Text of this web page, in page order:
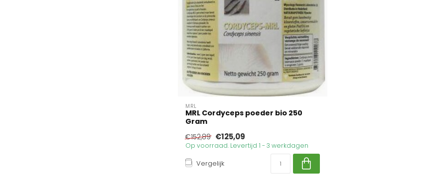
MRL
MRL Cordyceps poeder bio 250
Gram
€152,89 €125,09
Op voorraad. Levertijd 1 - 3 werkdagen
Vergelijk